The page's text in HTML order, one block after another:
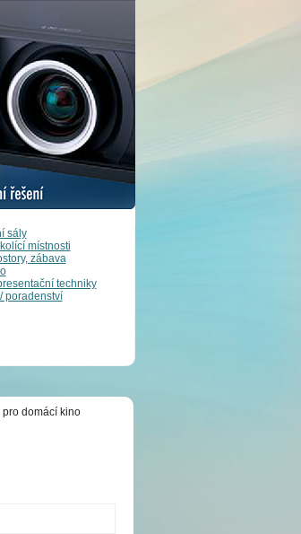
sály
místnosti
zábava
techniky
poradenství
domácí kino